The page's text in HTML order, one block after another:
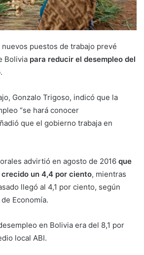
puestos de trabajo prevé
Bolivia para reducir el desempleo del
.
Gonzalo Trigoso, indicó que la
“se hará conocer
que el gobierno trabaja en
advirtió en agosto de 2016 que
un 4,4 por ciento, mientras
llegó al 4,1 por ciento, según
Economía.
en Bolivia era del 8,1 por
local ABI.